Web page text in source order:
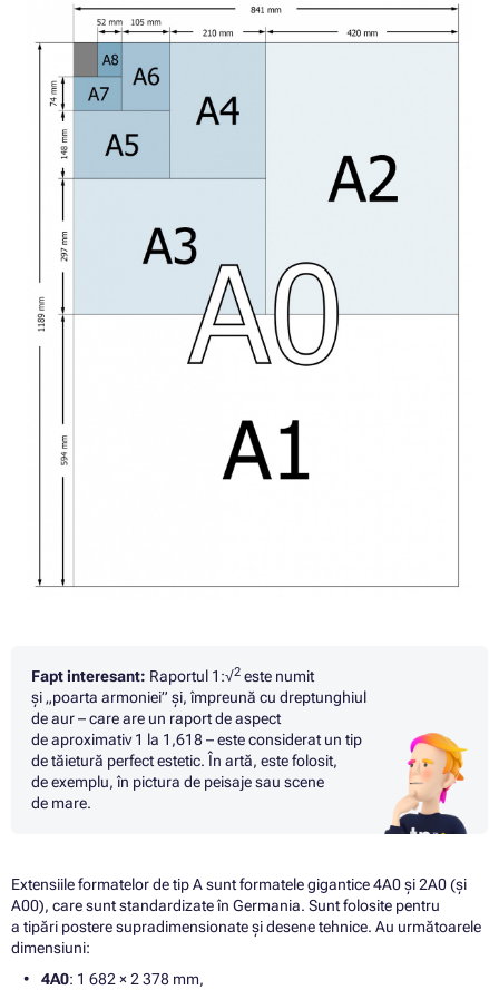
Fapt interesant: Raportul 1:√2 este numit
și „poarta armoniei” și, împreună cu dreptunghiul
de aur – care are un raport de aspect
de aproximativ 1 la 1,618 – este considerat un tip
de tăietură perfect estetic. În artă, este folosit,
de exemplu, în pictura de peisaje sau scene
de mare.
Extensiile formatelor de tip A sunt formatele gigantice 4A0 și 2A0 (și
A00), care sunt standardizate în Germania. Sunt folosite pentru
a tipări postere supradimensionate și desene tehnice. Au următoarele
dimensiuni:
4A0: 1 682 × 2 378 mm,